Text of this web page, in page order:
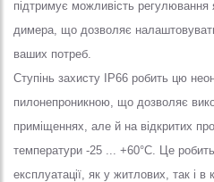
підтримує можливість регулювання
димера, що дозволяє
ваших потреб.
Ступінь захисту IP66 робить цю
пилонепроникною, що дозволяє
приміщеннях, але й на відкритих
температури -25 ... +60°С. Це
експлуатації, як у житлових, так і в